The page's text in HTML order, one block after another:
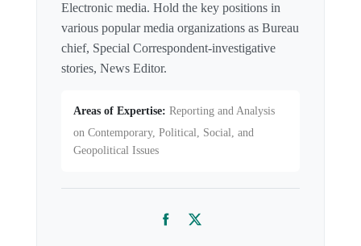
Electronic media. Hold the key positions in
various popular media organizations as Bureau
chief, Special Correspondent-investigative
stories, News Editor.
Areas of Expertise: Reporting and Analysis
on Contemporary, Political, Social, and
Geopolitical Issues
FacebookTwitter